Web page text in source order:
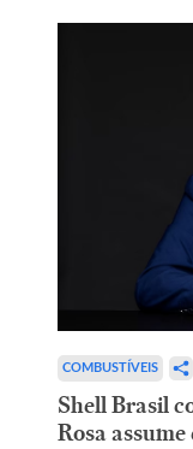
COMBUSTÍVEIS
Shell Brasil
Rosa